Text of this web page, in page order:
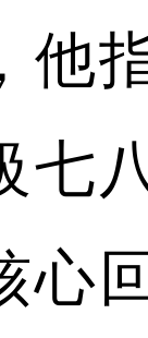
他
七
心